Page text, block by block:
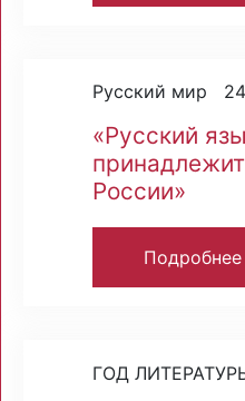
Русский мир
«Русский
России»
Подробнее
ГОД